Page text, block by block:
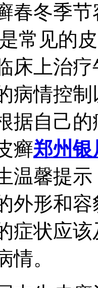
春冬季
常见的
床上治
病情控
据自己
癣郑州
温馨提
外形和
症状应
情。